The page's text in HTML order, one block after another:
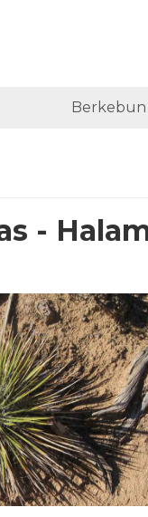
Berkebun
-